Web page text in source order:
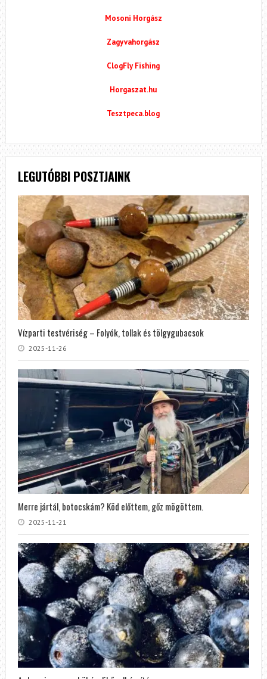
Mosoni Horgász
Zagyvahorgász
ClogFly Fishing
Horgaszat.hu
Tesztpeca.blog
LEGUTÓBBI POSZTJAINK
Vízparti testvériség – Folyók, tollak és tölgygubacsok
2025-11-26
Merre jártál, botocskám? Köd előttem, gőz mögöttem.
2025-11-21